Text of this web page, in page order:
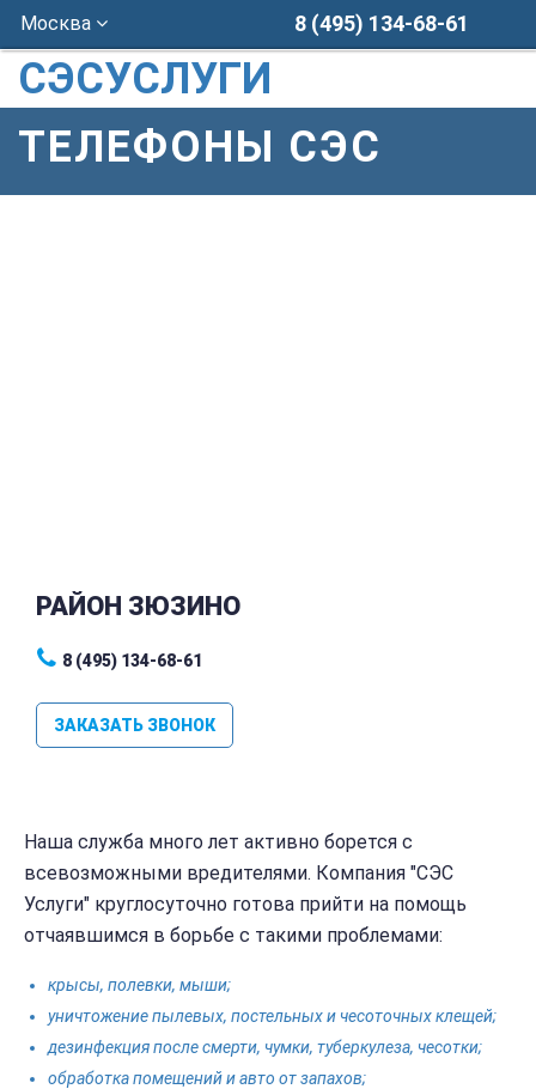
Москва 8 (495) 134-68-61
СЭСУСЛУГИ
ТЕЛЕФОНЫ СЭС
РАЙОН ЗЮЗИНО
8 (495) 134-68-61
ЗАКАЗАТЬ ЗВОНОК
Наша служба много лет активно борется с
всевозможными вредителями. Компания "СЭС
Услуги" круглосуточно готова прийти на помощь
отчаявшимся в борьбе с такими проблемами:
крысы, полевки, мыши;
уничтожение пылевых, постельных и чесоточных клещей;
дезинфекция после смерти, чумки, туберкулеза, чесотки;
обработка помещений и авто от запахов;